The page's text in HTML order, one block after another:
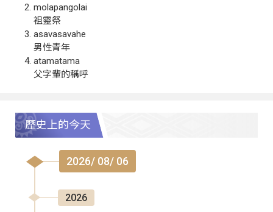
molapangolai
祖靈祭
asavasavahe
男性青年
atamatama
父字輩的稱呼
歷史上的今天
2026/ 08/ 06
2026